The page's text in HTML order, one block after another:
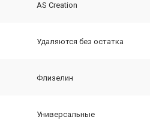
AS Creation
Удаляются без остатка
Флизелин
Универсальные